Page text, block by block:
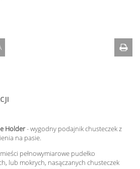
Holder- wygodny podajnik chusteczek z
na pasie.
pełnowymiarowe pudełko
lub mokrych, nasączanych chusteczek